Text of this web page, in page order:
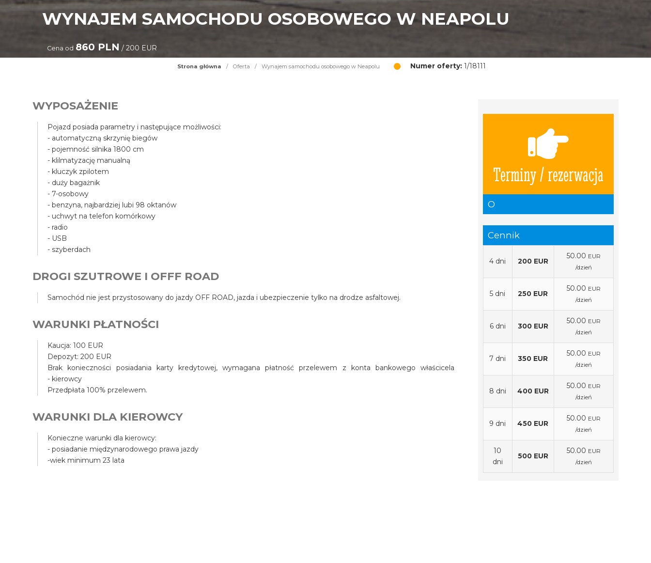
WYNAJEM SAMOCHODU OSOBOWEGO W NEAPOLU
Cena od 860 PLN / 200 EUR
Strona główna / Oferta / Wynajem samochodu osobowego w Neapolu Numer oferty: 1/18111
Terminy / rezerwacja
O
Cennik
4 dni 200 EUR
50.00 EUR
/dzień
5 dni 250 EUR
50.00 EUR
/dzień
6 dni 300 EUR
50.00 EUR
/dzień
7 dni 350 EUR
50.00 EUR
/dzień
8 dni 400 EUR
50.00 EUR
/dzień
9 dni 450 EUR
50.00 EUR
/dzień
10
dni
500 EUR
50.00 EUR
/dzień
WYPOSAŻENIE
Pojazd posiada parametry i następujące możliwości:
- automatyczną skrzynię biegów
- pojemność silnika 1800 cm
- klilmatyzację manualną
- kluczyk zpilotem
- duży bagażnik
- 7-osobowy
- benzyna, najbardziej lubi 98 oktanów
- uchwyt na telefon komórkowy
- radio
- USB
- szyberdach
DROGI SZUTROWE I OFFF ROAD
Samochód nie jest przystosowany do jazdy OFF ROAD, jazda i ubezpieczenie tylko na drodze asfaltowej.
WARUNKI PŁATNOŚCI
Kaucja: 100 EUR
Depozyt: 200 EUR
Brak konieczności posiadania karty kredytowej, wymagana płatność przelewem z konta bankowego właścicela
- kierowcy
Przedpłata 100% przelewem.
WARUNKI DLA KIEROWCY
Konieczne warunki dla kierowcy:
- posiadanie międzynarodowego prawa jazdy
-wiek minimum 23 lata